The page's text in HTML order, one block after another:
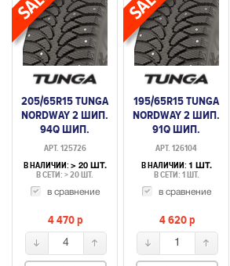
205/65R15 TUNGA
NORDWAY 2 ШИП.
94Q ШИП.
АРТ. 125726
В НАЛИЧИИ: > 20 ШТ.
В СЕТИ: > 20 ШТ.
в сравнение
4 470p
4
195/65R15 TUNGA
NORDWAY 2 ШИП.
91Q ШИП.
АРТ. 126104
В НАЛИЧИИ: 1 ШТ.
В СЕТИ: 1 ШТ.
в сравнение
4 620p
1